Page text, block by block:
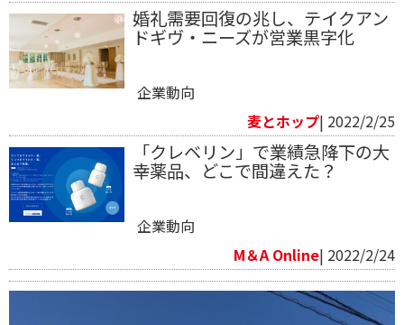
婚礼需要回復の兆し、テイクアン
ドギヴ・ニーズが営業黒字化
企業動向
麦とホップ| 2022/2/25
「クレベリン」で業績急降下の大
幸薬品、どこで間違えた？
企業動向
M＆A Online| 2022/2/24